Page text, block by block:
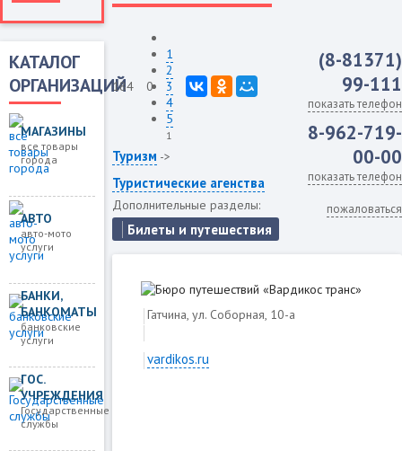
КАТАЛОГ
ОРГАНИЗАЦИЙ
МАГАЗИНЫ
все товары
города
АВТО
авто-мото
услуги
БАНКИ,
БАНКОМАТЫ
банковские
услуги
ГОС.
УЧРЕЖДЕНИЯ
Государственные
службы
184 0
1
2
3
4
5
1
Туризм ->
Туристические агенства
Дополнительные разделы:
Билеты и путешествия
(8-81371)
99-111
показать телефон
8-962-719-
00-00
показать телефон
пожаловаться
Гатчина, ул. Соборная, 10-а
vardikos.ru